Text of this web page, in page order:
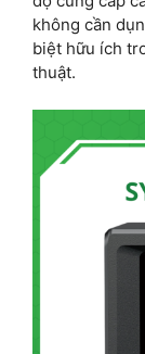
không cần
biệt hữu ích
thuật.